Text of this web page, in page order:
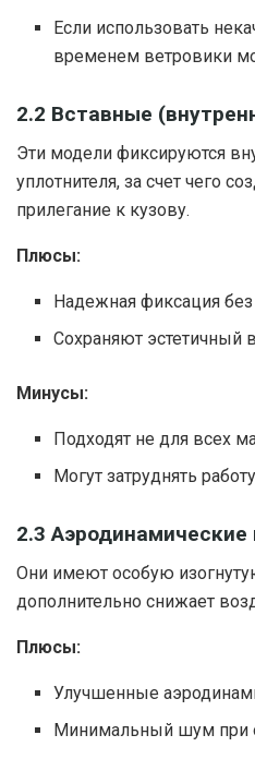
Если использовать
временем ветровики
2.2 Вставные
Эти модели фиксируются
уплотнителя, за счет чего
прилегание к кузову.
Плюсы:
Надежная фиксация
Сохраняют эстетичный
Минусы:
Подходят не для всех
Могут затруднять
2.3 Аэродинамические
Они имеют особую
дополнительно снижает
Плюсы:
Улучшенные
Минимальный шум при